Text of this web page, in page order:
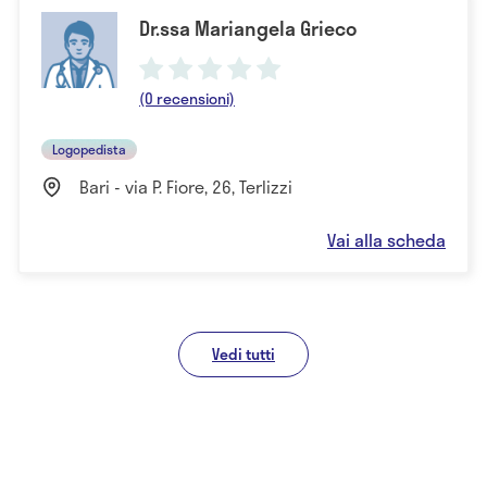
Dr.ssa Mariangela Grieco
(0 recensioni)
Logopedista
Bari - via P. Fiore, 26, Terlizzi
Vai alla scheda
Vedi tutti